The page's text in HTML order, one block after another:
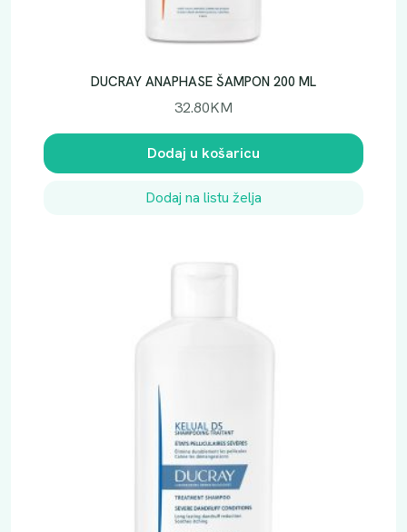
DUCRAY ANAPHASE ŠAMPON 200 ML
32.80KM
Dodaj u košaricu
Dodaj na listu želja